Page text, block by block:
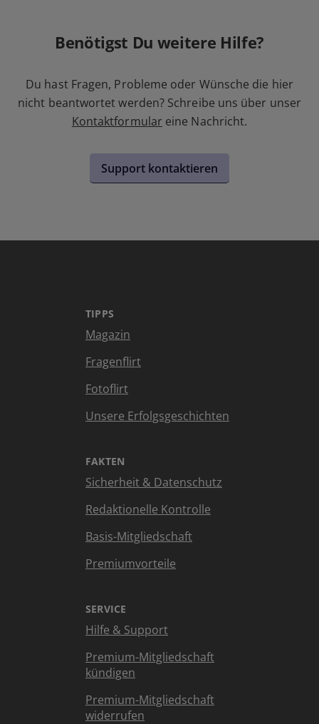
Benötigst Du weitere Hilfe?
Du hast Fragen, Probleme oder Wünsche die hier
nicht beantwortet werden? Schreibe uns über unser
Kontaktformular eine Nachricht.
Support kontaktieren
TIPPS
Magazin
Fragenflirt
Fotoflirt
Unsere Erfolgsgeschichten
FAKTEN
Sicherheit & Datenschutz
Redaktionelle Kontrolle
Basis-Mitgliedschaft
Premiumvorteile
SERVICE
Hilfe & Support
Premium-Mitgliedschaft
kündigen
Premium-Mitgliedschaft
widerrufen